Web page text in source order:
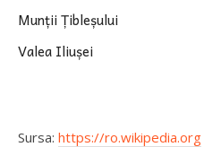
Munții Țibleșului
Valea Iliușei
Sursa: https://ro.wikipedia.org